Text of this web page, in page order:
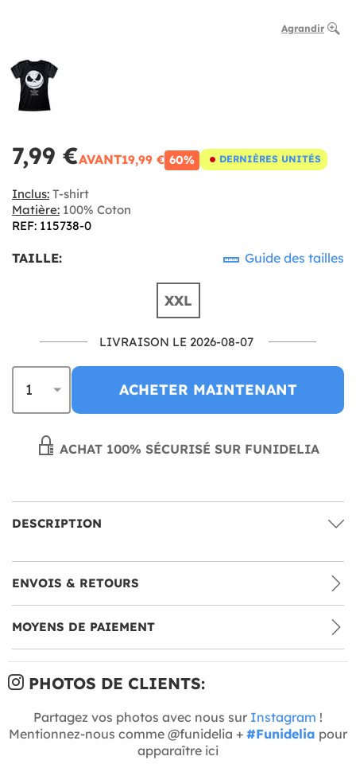
Agrandir
7,99 €AVANT19,99 € 60% DERNIÈRES UNITÉS
Inclus: T-shirt
Matière: 100% Coton
REF: 115738-0
TAILLE: Guide des tailles
XXL
LIVRAISON LE 2026-08-07
ACHETER MAINTENANT
ACHAT 100% SÉCURISÉ SUR FUNIDELIA
DESCRIPTION
ENVOIS & RETOURS
MOYENS DE PAIEMENT
PHOTOS DE CLIENTS:
Partagez vos photos avec nous sur Instagram !
Mentionnez-nous comme @funidelia + #Funidelia pour
apparaître ici